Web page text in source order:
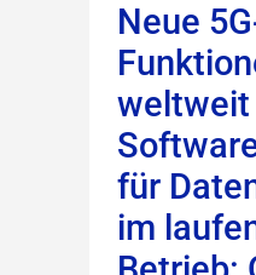
Neue
für
im